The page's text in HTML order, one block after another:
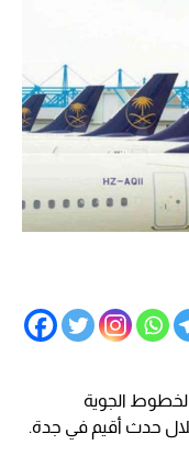
الجوية
حدث أقيم في جدة.